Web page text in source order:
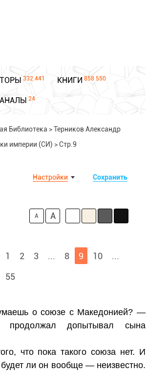
332 441 КНИГИ 858 550
24
Библиотека >Терников Александр
империи (СИ) >Стр.9
Сохранить
Настройки
A A
1 2 3 ... 8 9 10
...
55
о союзе с Македонией? —
продолжал допытывал сына
что пока такого союза нет. И
будет ли он вообще — неизвестно.